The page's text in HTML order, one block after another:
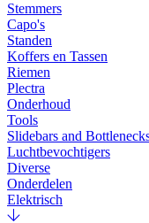
Stemmers
Capo's
Standen
Koffers en Tassen
Riemen
Plectra
Onderhoud
Tools
Slidebars and
Luchtbevochtigers
Diverse
Onderdelen
Elektrisch